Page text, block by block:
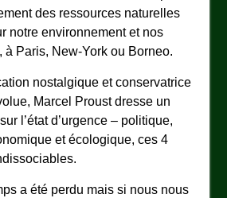
des ressources naturelles
notre environnement et nos
à Paris, New-York ou Borneo.
nostalgique et conservatrice
Marcel Proust dresse un
l’état d’urgence – politique,
et écologique, ces 4
a été perdu mais si nous nous